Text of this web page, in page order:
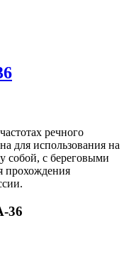
речного
для использования на
собой, с береговыми
прохождения
36